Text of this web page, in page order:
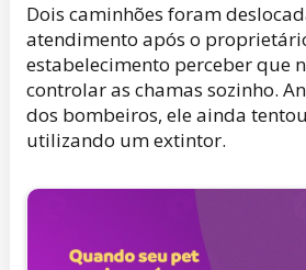
Dois caminhões foram
atendimento após o
estabelecimento perceber que
controlar as chamas sozinho.
dos bombeiros, ele ainda
utilizando um extintor.